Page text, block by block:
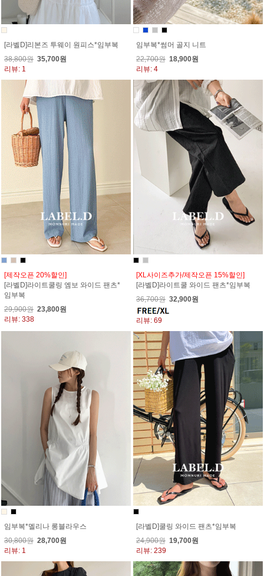
[라벨D]리본즈 투웨이 원피스*임부복
38,800원 35,700원
리뷰: 1
임부복*썸머 골지 니트
22,700원 18,900원
리뷰: 4
[제작오픈 20%할인]
[라벨D]라이트쿨링 엠보 와이드 팬츠*
임부복
29,900원 23,800원
리뷰: 338
[XL사이즈추가/제작오픈 15%할인]
[라벨D]라이트쿨 와이드 팬츠*임부복
36,700원 32,900원
리뷰: 69
임부복*멜리나 롱블라우스
30,800원 28,700원
리뷰: 1
[라벨D]쿨링 와이드 팬츠*임부복
24,900원 19,700원
리뷰: 239